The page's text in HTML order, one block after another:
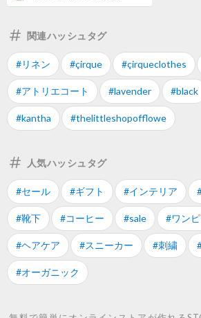
関連ハッシュタグ
#リネン #çirque #çirqueclothes
#アトリエコート #lavender #black
#kantha #thelittleshopofflowe
人気ハッシュタグ
#セール #ギフト #インテリア
#靴下 #コーヒー #sale #ワン
#ヘアケア #スニーカー #刺繍
#オーガニック